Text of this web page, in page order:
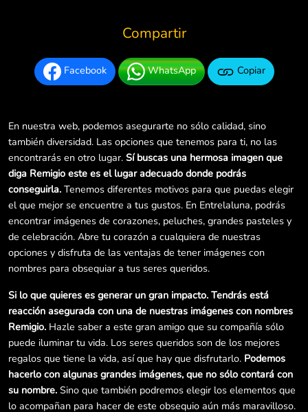
Compartir
Facebook WhatsApp Copiar
En nuestra web, podemos asegurarte no sólo calidad, sino
también diversidad. Las opciones que tenemos para ti, no las
encontrarás en otro lugar. Sí buscas una hermosa imagen que
diga Remigio este es el lugar adecuado donde podrás
conseguirla. Tenemos diferentes motivos para que puedas elegir
el que mejor se encuentre a tus gustos. En Entrelaluna, podrás
encontrar imágenes de corazones, peluches, grandes pasteles y
de celebración. Abre tu corazón a cualquiera de nuestras
opciones y disfruta de las ventajas de tener imágenes con
nombres para obsequiar a tus seres queridos.
Si lo que quieres es generar un gran impacto. Tendrás está
reacción asegurada con una de nuestras imágenes con nombres
Remigio. Hazle saber a este gran amigo que su compañía sólo
puede iluminar tu vida. Los seres queridos son de los mejores
regalos que tiene la vida, así que hay que disfrutarlo. Podemos
hacerlo con algunas grandes imágenes, que no sólo contará con
su nombre. Sino que también podremos elegir los elementos que
lo acompañan para hacer de este obsequio aún más maravilloso.